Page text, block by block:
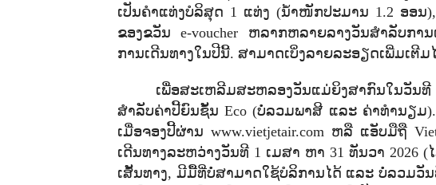
ເປັນຄຳແທ່ງບໍລິສຸດ 1 ແທ່ງ (ນ້ຳໜັກປະມານ 1.2 ອອນ),
ຂອງຂວັນe-voucher ຫລາກຫລາຍລາງວັນສຳລັບກາ
ການເດີນທາງໃນປີນີ້. ສາມາດເບິ່ງລາຍລະອຽດເພີ່ມເຕີມ
ເພື່ອສະເຫລີມສະຫລອງວັນແມ່ຍິງສາກົນໃນວັນ
ສຳລັບຄ່າປີ້ຍົນຊັ້ນEco (ບໍ່ລວມພາສີ ແລະ ຄ່າທຳນຽມ
ເມື່ອຈອງປີ້ຜ່ານwww.vietjetair.com ຫລື ແອັບມືຖື
ເດີນທາງລະຫວ່າງວັນທີ 1 ເມສາ ຫາ 31 ທັນວາ 2026
ເສັ້ນທາງ, ມີມື້ທີ່ບໍ່ສາມາດໃຊ້ບໍລິການໄດ້ ແລະ ບໍ່ລວມວັ